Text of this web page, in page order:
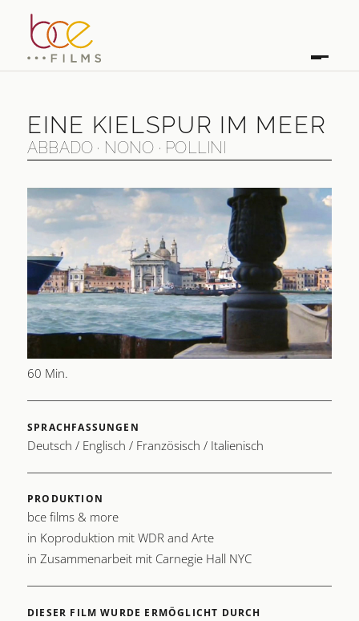
EINE KIELSPUR IM MEER
ABBADO · NONO · POLLINI
EINE KIELSPUR IM MEER
ABBADO · NONO · POLLINI
ERSTAUSSTRAHLUNG
2001
60 Min.
SPRACHFASSUNGEN
Deutsch / Englisch / Französisch / Italienisch
PRODUKTION
bce films & more
in Koproduktion mit WDR and Arte
in Zusammenarbeit mit Carnegie Hall NYC
DIESER FILM WURDE ERMÖGLICHT DURCH